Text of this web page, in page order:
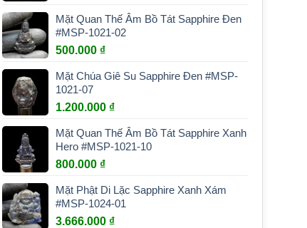
Mặt Quan Thế Âm Bồ Tát Sapphire Đen
#MSP-1021-02
500.000 ₫
Mặt Chúa Giê Su Sapphire Đen #MSP-
1021-07
1.200.000 ₫
Mặt Quan Thế Âm Bồ Tát Sapphire Xanh
Hero #MSP-1021-10
800.000 ₫
Mặt Phật Di Lặc Sapphire Xanh Xám
#MSP-1024-01
3.666.000 ₫